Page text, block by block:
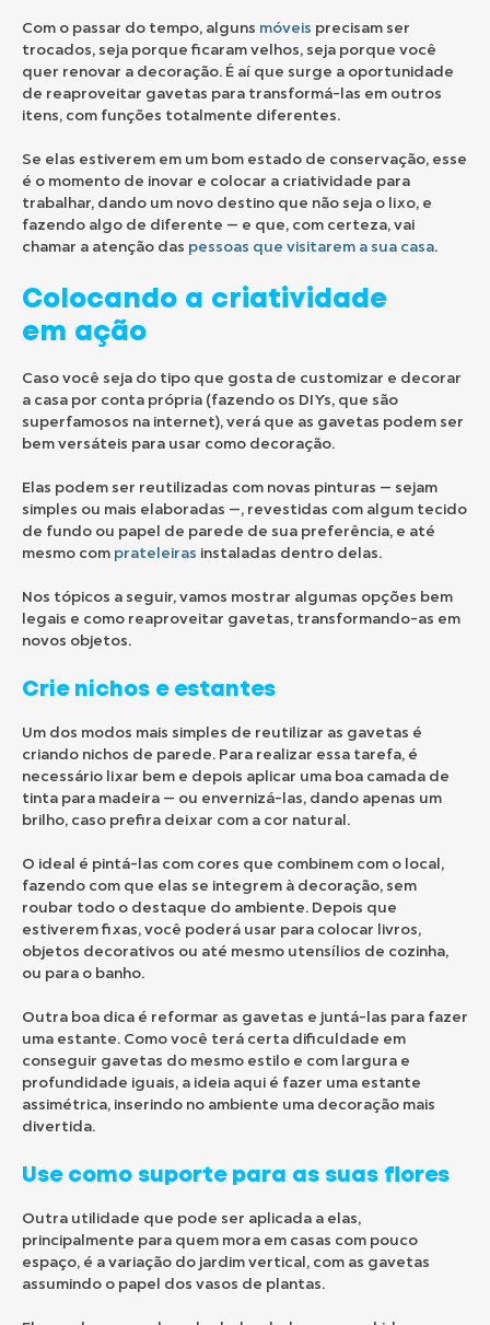
Com o passar do tempo, alguns móveis precisam ser
trocados, seja porque ficaram velhos, seja porque você
quer renovar a decoração. É aí que surge a oportunidade
de reaproveitar gavetas para transformá-las em outros
itens, com funções totalmente diferentes.
Se elas estiverem em um bom estado de conservação, esse
é o momento de inovar e colocar a criatividade para
trabalhar, dando um novo destino que não seja o lixo, e
fazendo algo de diferente — e que, com certeza, vai
chamar a atenção das pessoas que visitarem a sua casa.
Colocando a criatividade
em ação
Caso você seja do tipo que gosta de customizar e decorar
a casa por conta própria (fazendo os DIYs, que são
superfamosos na internet), verá que as gavetas podem ser
bem versáteis para usar como decoração.
Elas podem ser reutilizadas com novas pinturas — sejam
simples ou mais elaboradas —, revestidas com algum tecido
de fundo ou papel de parede de sua preferência, e até
mesmo com prateleiras instaladas dentro delas.
Nos tópicos a seguir, vamos mostrar algumas opções bem
legais e como reaproveitar gavetas, transformando-as em
novos objetos.
Crie nichos e estantes
Um dos modos mais simples de reutilizar as gavetas é
criando nichos de parede. Para realizar essa tarefa, é
necessário lixar bem e depois aplicar uma boa camada de
tinta para madeira — ou envernizá-las, dando apenas um
brilho, caso prefira deixar com a cor natural.
O ideal é pintá-las com cores que combinem com o local,
fazendo com que elas se integrem à decoração, sem
roubar todo o destaque do ambiente. Depois que
estiverem fixas, você poderá usar para colocar livros,
objetos decorativos ou até mesmo utensílios de cozinha,
ou para o banho.
Outra boa dica é reformar as gavetas e juntá-las para fazer
uma estante. Como você terá certa dificuldade em
conseguir gavetas do mesmo estilo e com largura e
profundidade iguais, a ideia aqui é fazer uma estante
assimétrica, inserindo no ambiente uma decoração mais
divertida.
Use como suporte para as suas flores
Outra utilidade que pode ser aplicada a elas,
principalmente para quem mora em casas com pouco
espaço, é a variação do jardim vertical, com as gavetas
assumindo o papel dos vasos de plantas.